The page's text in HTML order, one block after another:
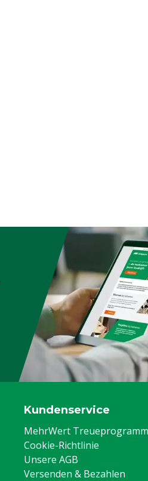
Kundenservice
MehrWert Treueprogramm
Cookie-Richtlinie
Unsere AGB
Versenden & Bezahlen